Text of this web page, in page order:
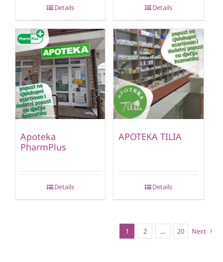
Details Details
Apoteka
PharmPlus
Details
APOTEKA TILIA
Details
1 2 … 20 Next